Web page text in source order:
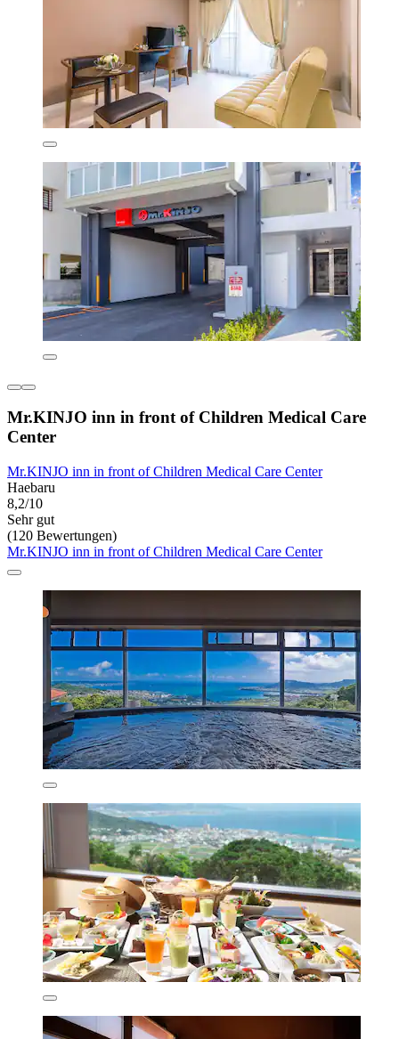
Mr.KINJO inn in front of Children Medical Care
Center
Mr.KINJO inn in front of Children Medical Care Center
Haebaru
8,2/10
Sehr gut
(120 Bewertungen)
Mr.KINJO inn in front of Children Medical Care Center